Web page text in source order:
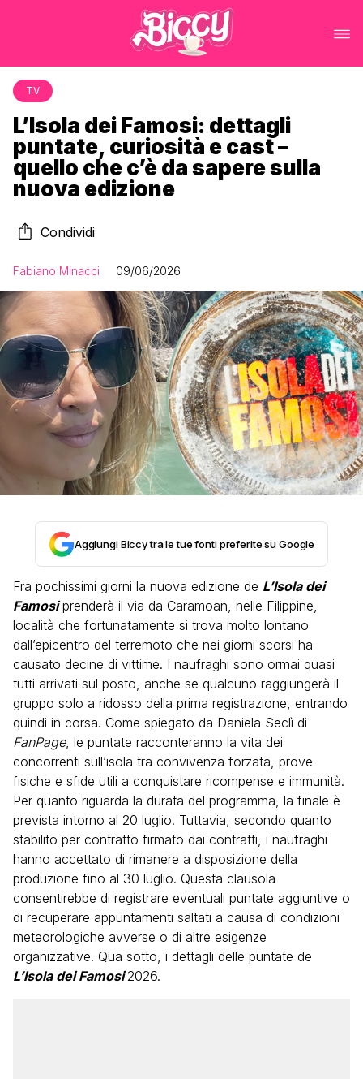
TV
L’Isola dei Famosi: dettagli
puntate, curiosità e cast –
quello che c’è da sapere sulla
nuova edizione
Condividi
Fabiano Minacci 09/06/2026
Aggiungi Biccy tra le tue fonti preferite su Google
Fra pochissimi giorni la nuova edizione de L’Isola dei
Famosiprenderà il via da Caramoan, nelle Filippine,
località che fortunatamente si trova molto lontano
dall’epicentro del terremoto che nei giorni scorsi ha
causato decine di vittime. I naufraghi sono ormai quasi
tutti arrivati sul posto, anche se qualcuno raggiungerà il
gruppo solo a ridosso della prima registrazione, entrando
quindi in corsa. Come spiegato da Daniela Seclì di
FanPage, le puntate racconteranno la vita dei
concorrenti sull’isola tra convivenza forzata, prove
fisiche e sfide utili a conquistare ricompense e immunità.
Per quanto riguarda la durata del programma, la finale è
prevista intorno al 20 luglio. Tuttavia, secondo quanto
stabilito per contratto firmato dai contratti, i naufraghi
hanno accettato di rimanere a disposizione della
produzione fino al 30 luglio. Questa clausola
consentirebbe di registrare eventuali puntate aggiuntive o
di recuperare appuntamenti saltati a causa di condizioni
meteorologiche avverse o di altre esigenze
organizzative. Qua sotto, i dettagli delle puntate de
L’Isola dei Famosi 2026.